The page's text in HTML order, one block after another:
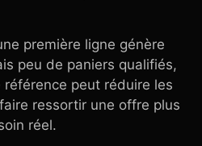
première ligne génère
peu de paniers qualifiés,
peut réduire les
ressortir une offre plus
réel.